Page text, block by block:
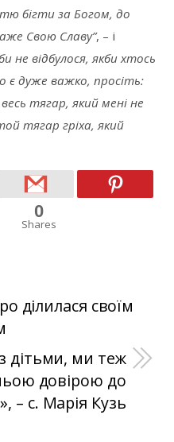
бігти за Богом, до
Свою Славу”, – і
не відбулося, якби хтось
є дуже важко, просіть:
тягар, який мені не
тягар гріха, який
0
Shares
ділилася своїм
дітьми, ми теж
довірою до
– с. Марія Кузь